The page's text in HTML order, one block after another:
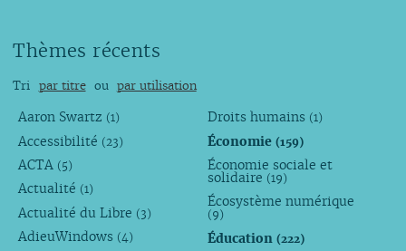
Thèmes récents
Tri par titre ou par utilisation
Aaron Swartz (1)
Accessibilité (23)
ACTA (5)
Actualité (1)
Actualité du Libre (3)
AdieuWindows (4)
Droits humains (1)
Économie(159)
Économie sociale et
solidaire (19)
Écosystème numérique
(9)
Éducation(222)